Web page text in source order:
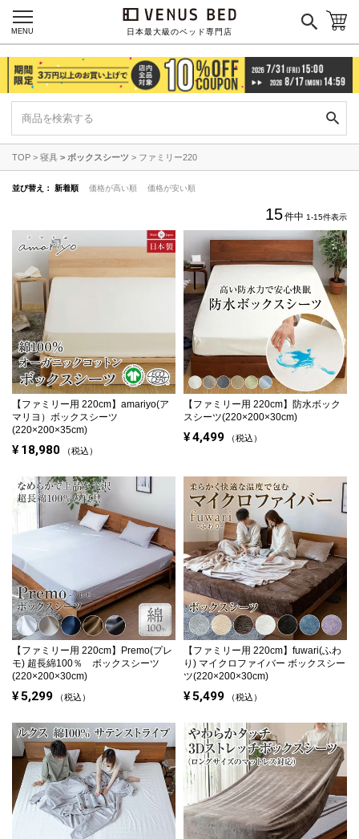
日本最大級のベッド専門店
MENU
TOP 寝具 ボックスシーツ ファミリー220
並び替え 新着順 価格が高い順 価格が安い順
15件中 1-15件表示
【ファミリー用 220cm】 amariyo(ア
マリヨ）ボックスシーツ
(220×200×35cm)
¥ 18,980 税込
【ファミリー用 220cm】 防水ボック
スシーツ(220×200×30cm)
¥4,499 税込
【ファミリー用 220cm】 Premo(プレ
モ) 超長綿100％ ボックスシーツ
(220×200×30cm)
¥5,299 税込
【ファミリー用 220cm】 fuwari(ふわ
り) マイクロファイバー ボックスシー
ツ(220×200×30cm)
¥5,499 税込